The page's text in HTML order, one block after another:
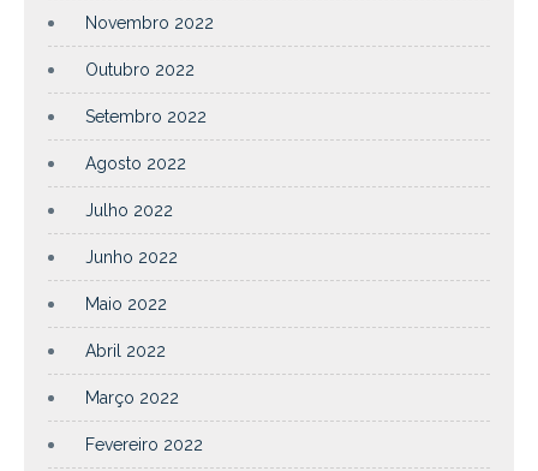
Novembro 2022
Outubro 2022
Setembro 2022
Agosto 2022
Julho 2022
Junho 2022
Maio 2022
Abril 2022
Março 2022
Fevereiro 2022